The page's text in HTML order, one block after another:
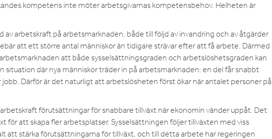
kompetens inte möter arbetsgivarnas kompetensbehov. Helheten är
arbetskraft på arbetsmarknaden, både till följd av invandring och av åtgärder
att ett större antal människor än tidigare strävar efter att få arbete. Därmed
att både sysselsättningsgraden och arbetslöshetsgraden kan
situation där nya människor träder in på arbetsmarknaden: en del får snabbt
Därför är det naturligt att arbetslösheten först ökar när antalet personer på
förutsättningar för snabbare tillväxt när ekonomin vänder uppåt. Det
för att skapa fler arbetsplatser. Sysselsättningen följer tillväxten med viss
att stärka förutsättningarna för tillväxt, och till detta arbete har regeringen